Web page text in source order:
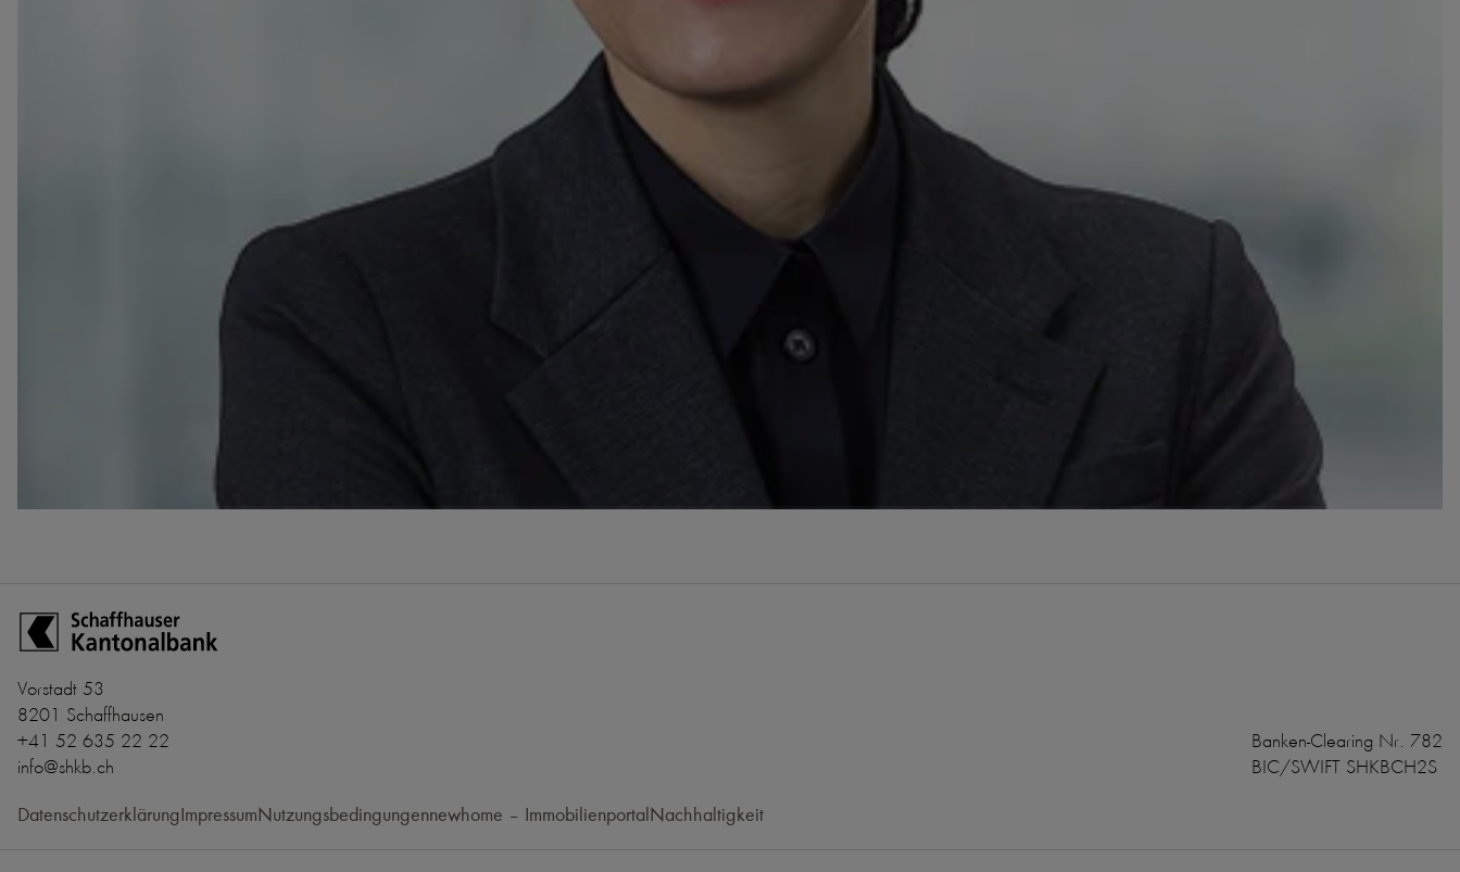
Vorstadt 53
8201 Schaffhausen
+41 52 635 22 22
info@shkb.ch
Banken-Clearing Nr. 782
BIC/SWIFT SHKBCH2S
DatenschutzerklärungImpressumNutzungsbedingungennewhome – ImmobilienportalNachhaltigkeit